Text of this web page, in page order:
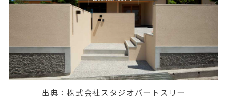
出典：株式会社スタジオパートスリー